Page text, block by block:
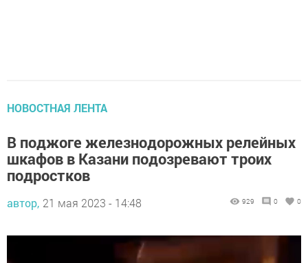
НОВОСТНАЯ ЛЕНТА
В поджоге железнодорожных релейных
шкафов в Казани подозревают троих
подростков
автор, 21 мая 2023 - 14:48 929 0 0